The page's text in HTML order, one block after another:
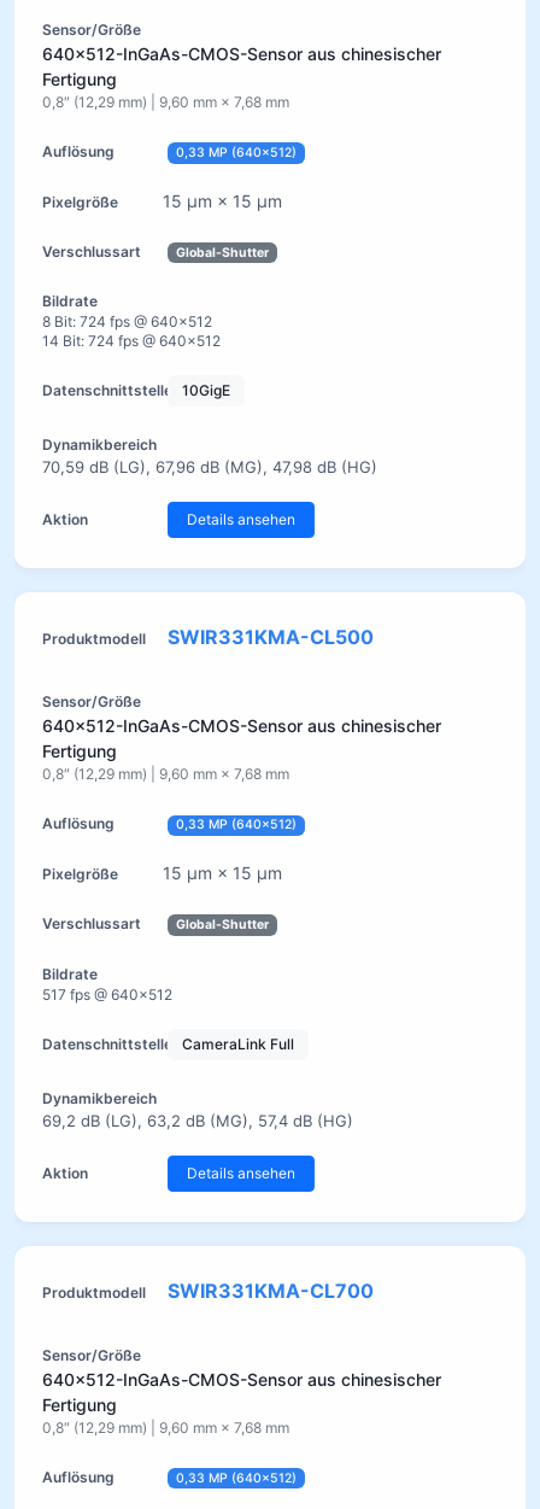
640×512-InGaAs-CMOS-Sensor aus chinesischer
Fertigung
0,8″ (12,29 mm) | 9,60 mm × 7,68 mm
0,33 MP (640×512)
15 µm × 15 µm
Global-Shutter
8 Bit: 724 fps @ 640×512
14 Bit: 724 fps @ 640×512
10GigE
70,59 dB (LG), 67,96 dB (MG), 47,98 dB (HG)
Details ansehen
SWIR331KMA-CL500
640×512-InGaAs-CMOS-Sensor aus chinesischer
Fertigung
0,8″ (12,29 mm) | 9,60 mm × 7,68 mm
0,33 MP (640×512)
15 µm × 15 µm
Global-Shutter
517 fps @ 640×512
CameraLink Full
69,2 dB (LG), 63,2 dB (MG), 57,4 dB (HG)
Details ansehen
SWIR331KMA-CL700
640×512-InGaAs-CMOS-Sensor aus chinesischer
Fertigung
0,8″ (12,29 mm) | 9,60 mm × 7,68 mm
0,33 MP (640×512)